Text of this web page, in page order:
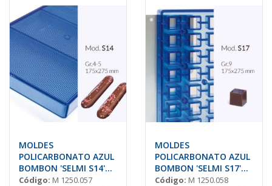
MOLDES
POLICARBONATO AZUL
BOMBON 'SELMI S14'
Plano
Código: M 1250.057
MOLDES
POLICARBONATO AZUL
BOMBON 'SELMI S17'
Cubo
Código: M 1250.058